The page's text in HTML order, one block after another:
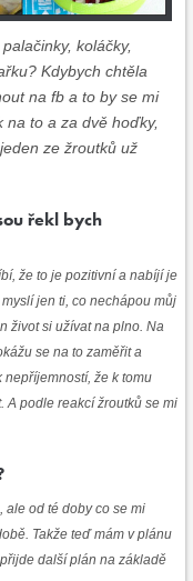
koláčky,
Kdybych chtěla
na fb a to by se mi
to a za dvě hoďky,
ze žroutků už
řekl bych
že to je pozitivní a nabíjí je
jen ti, co nechápou můj
život si užívat na plno. Na
se na to zaměřit a
že k tomu
A podle reakcí žroutků se mi
ale od té doby co se mi
Takže teď mám v plánu
další plán na základě